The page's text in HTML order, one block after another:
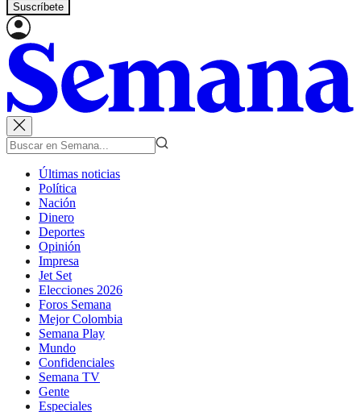
Suscríbete
Últimas noticias
Política
Nación
Dinero
Deportes
Opinión
Impresa
Jet Set
Elecciones 2026
Foros Semana
Mejor Colombia
Semana Play
Mundo
Confidenciales
Semana TV
Gente
Especiales